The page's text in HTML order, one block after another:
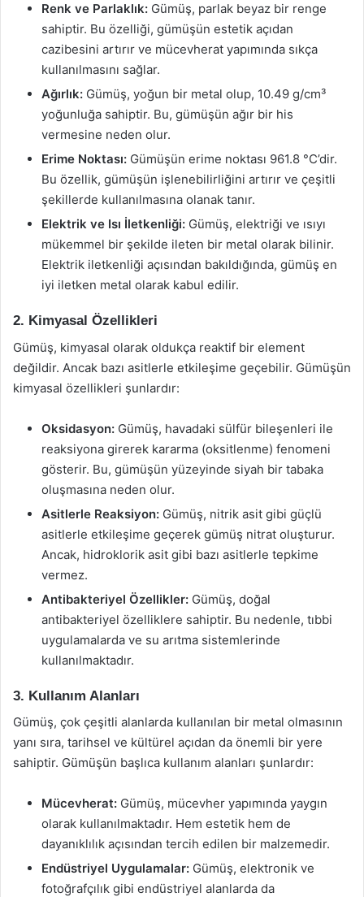
Renk ve Parlaklık: Gümüş, parlak beyaz bir renge
sahiptir. Bu özelliği, gümüşün estetik açıdan
cazibesini artırır ve mücevherat yapımında sıkça
kullanılmasını sağlar.
Ağırlık: Gümüş, yoğun bir metal olup, 10.49 g/cm³
yoğunluğa sahiptir. Bu, gümüşün ağır bir his
vermesine neden olur.
Erime Noktası: Gümüşün erime noktası 961.8 °C’dir.
Bu özellik, gümüşün işlenebilirliğini artırır ve çeşitli
şekillerde kullanılmasına olanak tanır.
Elektrik ve Isı İletkenliği: Gümüş, elektriği ve ısıyı
mükemmel bir şekilde ileten bir metal olarak bilinir.
Elektrik iletkenliği açısından bakıldığında, gümüş en
iyi iletken metal olarak kabul edilir.
2. Kimyasal Özellikleri
Gümüş, kimyasal olarak oldukça reaktif bir element
değildir. Ancak bazı asitlerle etkileşime geçebilir. Gümüşün
kimyasal özellikleri şunlardır:
Oksidasyon: Gümüş, havadaki sülfür bileşenleri ile
reaksiyona girerek kararma (oksitlenme) fenomeni
gösterir. Bu, gümüşün yüzeyinde siyah bir tabaka
oluşmasına neden olur.
Asitlerle Reaksiyon: Gümüş, nitrik asit gibi güçlü
asitlerle etkileşime geçerek gümüş nitrat oluşturur.
Ancak, hidroklorik asit gibi bazı asitlerle tepkime
vermez.
Antibakteriyel Özellikler: Gümüş, doğal
antibakteriyel özelliklere sahiptir. Bu nedenle, tıbbi
uygulamalarda ve su arıtma sistemlerinde
kullanılmaktadır.
3. Kullanım Alanları
Gümüş, çok çeşitli alanlarda kullanılan bir metal olmasının
yanı sıra, tarihsel ve kültürel açıdan da önemli bir yere
sahiptir. Gümüşün başlıca kullanım alanları şunlardır:
Mücevherat: Gümüş, mücevher yapımında yaygın
olarak kullanılmaktadır. Hem estetik hem de
dayanıklılık açısından tercih edilen bir malzemedir.
Endüstriyel Uygulamalar: Gümüş, elektronik ve
fotoğrafçılık gibi endüstriyel alanlarda da